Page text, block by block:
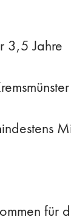
3,5 Jahre